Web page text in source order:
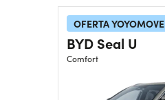
OFERTA YOYOMOVE
BYD Seal U
Comfort